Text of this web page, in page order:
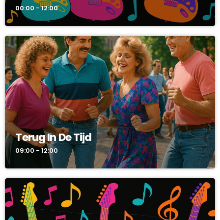
00:00 - 12:00
Terug In De Tijd
09:00 - 12:00